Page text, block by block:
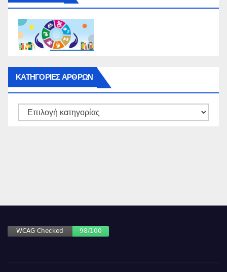
ΚΑΤΗΓΟΡΙΕΣ ΑΡΘΡΩΝ
ΚΑΤΗΓΟΡΙΕΣ